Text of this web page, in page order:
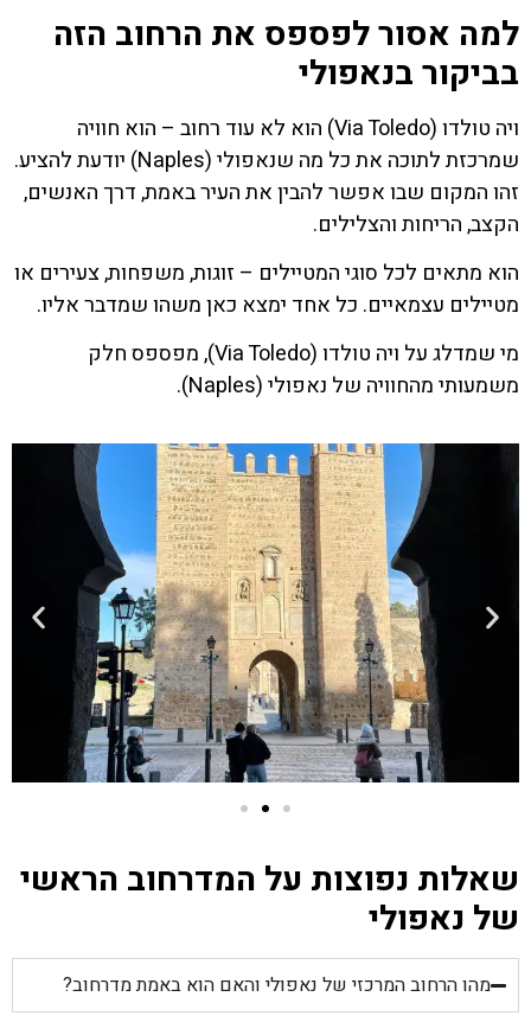
למה אסור לפספס את הרחוב הזה
בביקור בנאפולי
ויה טולדו (Via Toledo) הוא לא עוד רחוב – הוא חוויה
שמרכזת לתוכה את כל מה שנאפולי (Naples) יודעת להציע.
זהו המקום שבו אפשר להבין את העיר באמת, דרך האנשים,
הקצב, הריחות והצלילים.
הוא מתאים לכל סוגי המטיילים – זוגות, משפחות, צעירים או
מטיילים עצמאיים. כל אחד ימצא כאן משהו שמדבר אליו.
מי שמדלג על ויה טולדו (Via Toledo), מפספס חלק
משמעותי מהחוויה של נאפולי (Naples).
שאלות נפוצות על המדרחוב הראשי
של נאפולי
מהו הרחוב המרכזי של נאפולי והאם הוא באמת מדרחוב?